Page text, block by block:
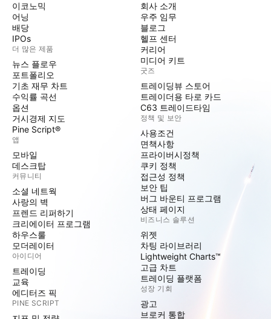
이코노믹
어닝
배당
IPOs
더 많은 제품
뉴스 플로우
포트폴리오
기초 재무 차트
수익률 곡선
옵션
거시경제 지도
Pine Script®
앱
모바일
데스크탑
커뮤니티
소셜 네트웍
사랑의 벽
프렌드 리퍼하기
크리에이터 프로그램
하우스룰
모더레이터
아이디어
트레이딩
교육
에디터즈 픽
PINE SCRIPT
회사 소개
우주 임무
블로그
헬프 센터
커리어
미디어 키트
굿즈
트레이딩뷰 스토어
트레이더용 타로 카드
C63 트레이드타임
정책 및 보안
사용조건
면책사항
프라이버시정책
쿠키 정책
접근성 정책
보안 팁
버그 바운티 프로그램
상태 페이지
비즈니스 솔루션
위젯
차팅 라이브러리
Lightweight Charts™
고급 차트
트레이딩 플랫폼
성장 기회
광고
브로커 통합